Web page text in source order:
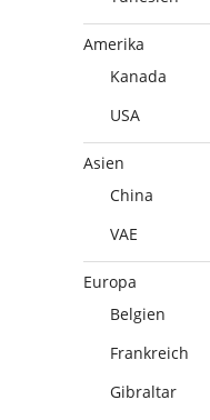
Amerika
Kanada
USA
Asien
China
VAE
Europa
Belgien
Frankreich
Gibraltar